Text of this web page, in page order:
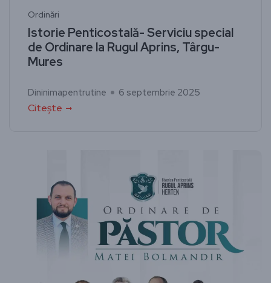
Ordinări
Istorie Penticostală- Serviciu special
de Ordinare la Rugul Aprins, Târgu-
Mures
Dininimapentrutine 6 septembrie 2025
Citește